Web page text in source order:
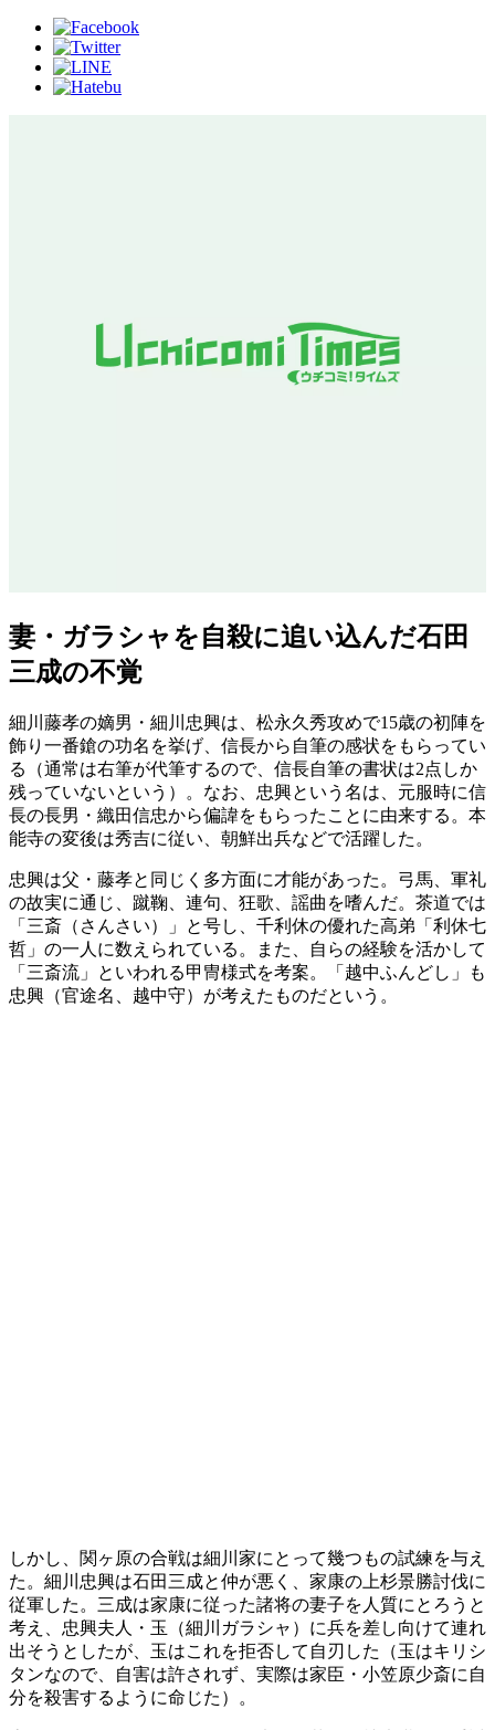
妻・ガラシャを自殺に追い込んだ石田
三成の不覚
細川藤孝の嫡男・細川忠興は、松永久秀攻めで15歳の初陣を
飾り一番鎗の功名を挙げ、信長から自筆の感状をもらってい
る（通常は右筆が代筆するので、信長自筆の書状は2点しか
残っていないという）。なお、忠興という名は、元服時に信
長の長男・織田信忠から偏諱をもらったことに由来する。本
能寺の変後は秀吉に従い、朝鮮出兵などで活躍した。
忠興は父・藤孝と同じく多方面に才能があった。弓馬、軍礼
の故実に通じ、蹴鞠、連句、狂歌、謡曲を嗜んだ。茶道では
「三斎（さんさい）」と号し、千利休の優れた高弟「利休七
哲」の一人に数えられている。また、自らの経験を活かして
「三斎流」といわれる甲冑様式を考案。「越中ふんどし」も
忠興（官途名、越中守）が考えたものだという。
しかし、関ヶ原の合戦は細川家にとって幾つもの試練を与え
た。細川忠興は石田三成と仲が悪く、家康の上杉景勝討伐に
従軍した。三成は家康に従った諸将の妻子を人質にとろうと
考え、忠興夫人・玉（細川ガラシャ）に兵を差し向けて連れ
出そうとしたが、玉はこれを拒否して自刃した（玉はキリシ
タンなので、自害は許されず、実際は家臣・小笠原少斎に自
分を殺害するように命じた）。